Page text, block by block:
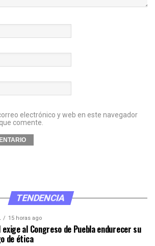
electrónico y web en este navegador
comente.
TENDENCIA
15 horas ago
exige al Congreso de Puebla endurecer su
de ética